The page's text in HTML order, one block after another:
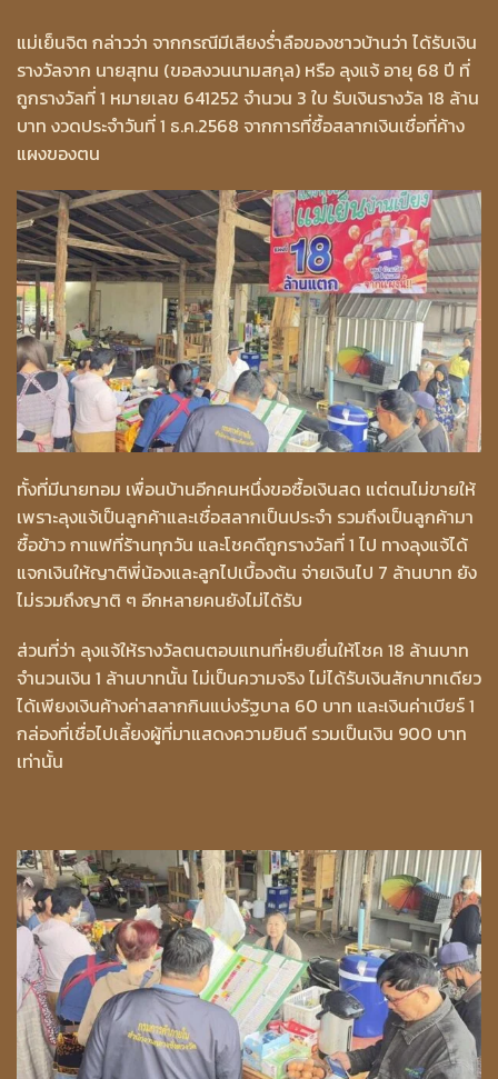
แม่เย็นจิต กล่าวว่า จากกรณีมีเสียงร่ำลือของชาวบ้านว่า ได้รับเงิน
รางวัลจาก นายสุทน (ขอสงวนนามสกุล) หรือ ลุงแจ้ อายุ 68 ปี ที่
ถูกรางวัลที่ 1 หมายเลข 641252 จำนวน 3 ใบ รับเงินรางวัล 18 ล้าน
บาท งวดประจำวันที่ 1 ธ.ค.2568 จากการที่ซื้อสลากเงินเชื่อที่ค้าง
แผงของตน
ทั้งที่มีนายทอม เพื่อนบ้านอีกคนหนึ่งขอซื้อเงินสด แต่ตนไม่ขายให้
เพราะลุงแจ้เป็นลูกค้าและเชื่อสลากเป็นประจำ รวมถึงเป็นลูกค้ามา
ซื้อข้าว กาแฟที่ร้านทุกวัน และโชคดีถูกรางวัลที่ 1 ไป ทางลุงแจ้ได้
แจกเงินให้ญาติพี่น้องและลูกไปเบื้องต้น จ่ายเงินไป 7 ล้านบาท ยัง
ไม่รวมถึงญาติ ๆ อีกหลายคนยังไม่ได้รับ
ส่วนที่ว่า ลุงแจ้ให้รางวัลตนตอบแทนที่หยิบยื่นให้โชค 18 ล้านบาท
จำนวนเงิน 1 ล้านบาทนั้น ไม่เป็นความจริง ไม่ได้รับเงินสักบาทเดียว
ได้เพียงเงินค้างค่าสลากกินแบ่งรัฐบาล 60 บาท และเงินค่าเบียร์ 1
กล่องที่เชื่อไปเลี้ยงผู้ที่มาแสดงความยินดี รวมเป็นเงิน 900 บาท
เท่านั้น